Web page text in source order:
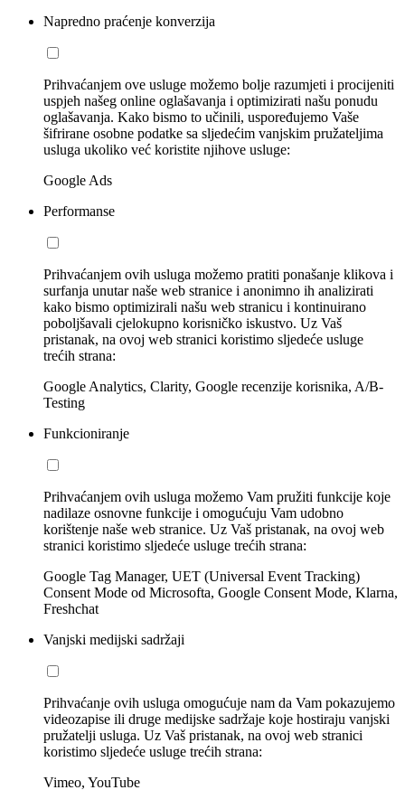
Napredno praćenje konverzija
Prihvaćanjem ove usluge možemo bolje razumjeti i procijeniti
uspjeh našeg online oglašavanja i optimizirati našu ponudu
oglašavanja. Kako bismo to učinili, uspoređujemo Vaše
šifrirane osobne podatke sa sljedećim vanjskim pružateljima
usluga ukoliko već koristite njihove usluge:
Google Ads
Performanse
Prihvaćanjem ovih usluga možemo pratiti ponašanje klikova i
surfanja unutar naše web stranice i anonimno ih analizirati
kako bismo optimizirali našu web stranicu i kontinuirano
poboljšavali cjelokupno korisničko iskustvo. Uz Vaš
pristanak, na ovoj web stranici koristimo sljedeće usluge
trećih strana:
Google Analytics, Clarity, Google recenzije korisnika, A/B-
Testing
Funkcioniranje
Prihvaćanjem ovih usluga možemo Vam pružiti funkcije koje
nadilaze osnovne funkcije i omogućuju Vam udobno
korištenje naše web stranice. Uz Vaš pristanak, na ovoj web
stranici koristimo sljedeće usluge trećih strana:
Google Tag Manager, UET (Universal Event Tracking)
Consent Mode od Microsofta, Google Consent Mode, Klarna,
Freshchat
Vanjski medijski sadržaji
Prihvaćanje ovih usluga omogućuje nam da Vam pokazujemo
videozapise ili druge medijske sadržaje koje hostiraju vanjski
pružatelji usluga. Uz Vaš pristanak, na ovoj web stranici
koristimo sljedeće usluge trećih strana:
Vimeo, YouTube